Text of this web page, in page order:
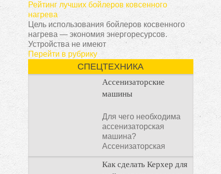
Рейтинг лучших бойлеров ковсенного
нагрева
Цель использования бойлеров косвенного
нагрева — экономия энергоресурсов.
Устройства не имеют
Перейти в рубрику
СПЕЦТЕХНИКА
Ассенизаторские
машины
Для чего необходима
ассенизаторская
машина?
Ассенизаторская
машина используется
для того, чтобы
Как сделать Керхер для